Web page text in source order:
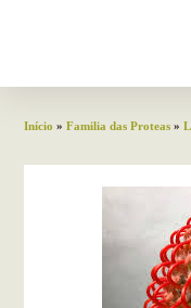
Início »Familia das Proteas »